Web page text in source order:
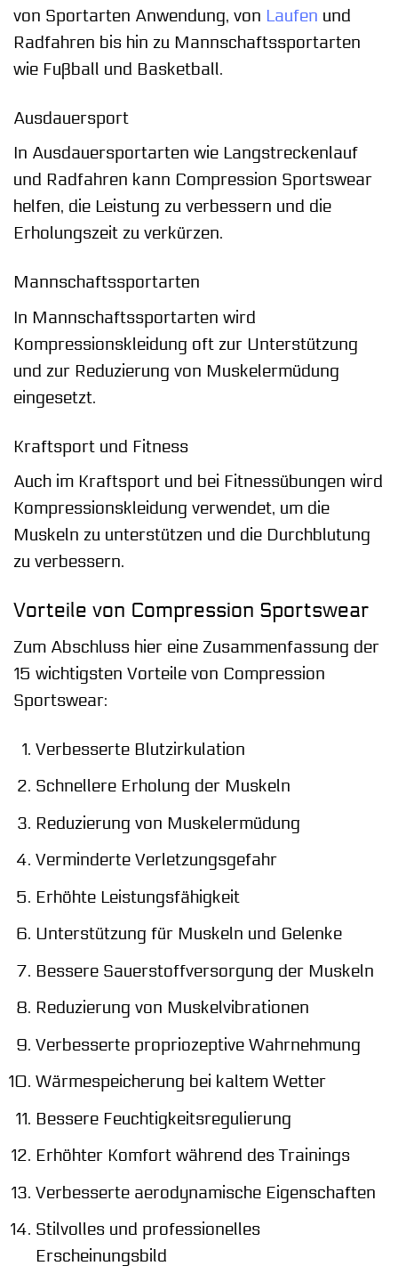
von Sportarten Anwendung, von Laufen und
Radfahren bis hin zu Mannschaftssportarten
wie Fußball und Basketball.
Ausdauersport
In Ausdauersportarten wie Langstreckenlauf
und Radfahren kann Compression Sportswear
helfen, die Leistung zu verbessern und die
Erholungszeit zu verkürzen.
Mannschaftssportarten
In Mannschaftssportarten wird
Kompressionskleidung oft zur Unterstützung
und zur Reduzierung von Muskelermüdung
eingesetzt.
Kraftsport und Fitness
Auch im Kraftsport und bei Fitnessübungen wird
Kompressionskleidung verwendet, um die
Muskeln zu unterstützen und die Durchblutung
zu verbessern.
Vorteile von Compression Sportswear
Zum Abschluss hier eine Zusammenfassung der
15 wichtigsten Vorteile von Compression
Sportswear:
Verbesserte Blutzirkulation
Schnellere Erholung der Muskeln
Reduzierung von Muskelermüdung
Verminderte Verletzungsgefahr
Erhöhte Leistungsfähigkeit
Unterstützung für Muskeln und Gelenke
Bessere Sauerstoffversorgung der Muskeln
Reduzierung von Muskelvibrationen
Verbesserte propriozeptive Wahrnehmung
Wärmespeicherung bei kaltem Wetter
Bessere Feuchtigkeitsregulierung
Erhöhter Komfort während des Trainings
Verbesserte aerodynamische Eigenschaften
Stilvolles und professionelles
Erscheinungsbild